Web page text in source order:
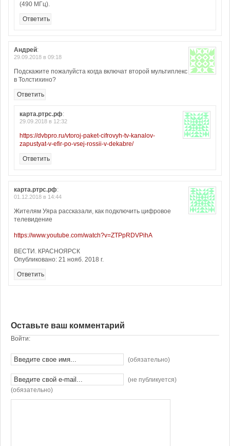
(490 МГц).
Ответить
Андрей:
29.09.2018 в 09:18
Подскажите пожалуйста когда включат второй мультиплекс
в Толстихино?
Ответить
карта.ртрс.рф:
29.09.2018 в 12:32
https://dvbpro.ru/vtoroj-paket-cifrovyh-tv-kanalov-
zapustyat-v-efir-po-vsej-rossii-v-dekabre/
Ответить
карта.ртрс.рф:
01.12.2018 в 14:44
Жителям Уяра рассказали, как подключить цифровое
телевидение
https://www.youtube.com/watch?v=ZTPpRDVPihA
ВЕСТИ. КРАСНОЯРСК
Опубликовано: 21 нояб. 2018 г.
Ответить
Оставьте ваш комментарий
Войти:
(обязательно)
(не публикуется)
(обязательно)